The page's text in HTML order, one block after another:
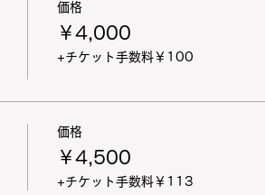
価格
￥4,000
+チケット手数料￥100
価格
￥4,500
+チケット手数料￥113